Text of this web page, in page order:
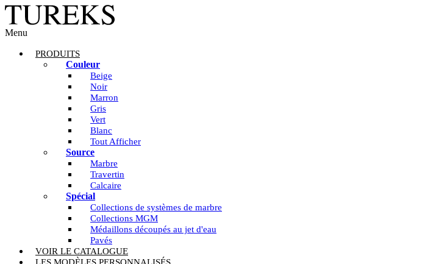
Menu
PRODUITS
Couleur
Beige
Noir
Marron
Gris
Vert
Blanc
Tout Afficher
Source
Marbre
Travertin
Calcaire
Spécial
Collections de systèmes de marbre
Collections MGM
Médaillons découpés au jet d'eau
Pavés
VOIR LE CATALOGUE